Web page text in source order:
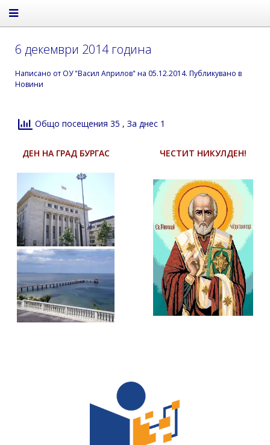
6 декември 2014 година
Написано от ОУ "Васил Априлов" на 05.12.2014. Публикувано в
Новини
Общо посещения 35 , За днес 1
ДЕН НА ГРАД БУРГАС ЧЕСТИТ НИКУЛДЕН!